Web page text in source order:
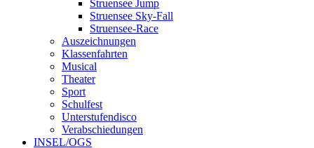
Struensee Jump
Struensee Sky-Fall
Struensee-Race
Auszeichnungen
Klassenfahrten
Musical
Theater
Sport
Schulfest
Unterstufendisco
Verabschiedungen
INSEL/OGS